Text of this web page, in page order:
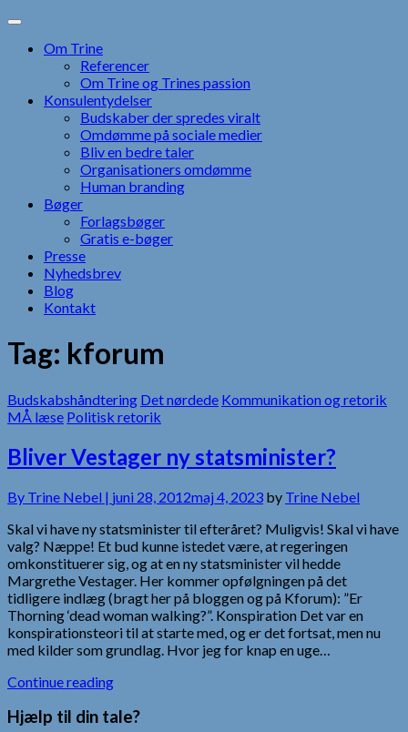
Skip
contentOm Trine
Referencer
Om Trine og Trines passion
Konsulentydelser
Budskaber der spredes viralt
Omdømme på sociale medier
Bliv en bedre taler
Organisationers omdømme
Human branding
Bøger
Forlagsbøger
Gratis e-bøger
Presse
Nyhedsbrev
Blog
Kontakt
Tag: kforum
Budskabshåndtering Det nørdede Kommunikation og retorik
MÅ læse Politisk retorik
Bliver Vestager ny statsminister?
By Trine Nebel | juni 28, 2012maj 4, 2023 by Trine Nebel
Skal vi have ny statsminister til efteråret? Muligvis! Skal vi have
valg? Næppe! Et bud kunne istedet være, at regeringen
omkonstituerer sig, og at en ny statsminister vil hedde
Margrethe Vestager. Her kommer opfølgningen på det
tidligere indlæg (bragt her på bloggen og på Kforum): ”Er
Thorning ‘dead woman walking?”. Konspiration Det var en
konspirationsteori til at starte med, og er det fortsat, men nu
med kilder som grundlag. Hvor jeg for knap en uge…
Continue reading
Hjælp til din tale?